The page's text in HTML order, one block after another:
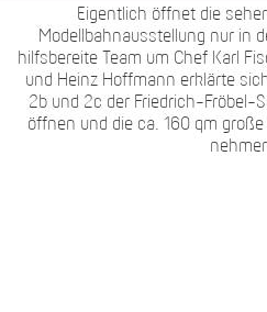
Eigentlich öffnet die
Modellbahnausstellung nur in
hilfsbereite Team um Chef Karl
und Heinz Hoffmann erklärte
2b und 2c der Friedrich-Fröbel-
öffnen und die ca. 160 qm